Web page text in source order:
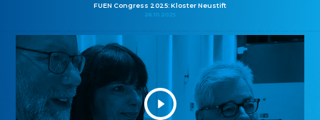
FUEN Congress 2025: Kloster Neustift
26.10.2025